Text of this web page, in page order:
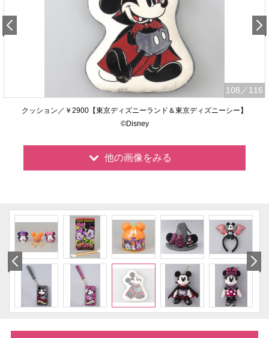
108 ／116
クッション／￥2900【東京ディズニーランド＆東京ディズニーシー】
©Disney
他の画像をみる